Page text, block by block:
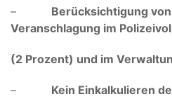
– Berücksichtigung
Veranschlagung im
(2 Prozent) und im
– Kein Einkalkulieren